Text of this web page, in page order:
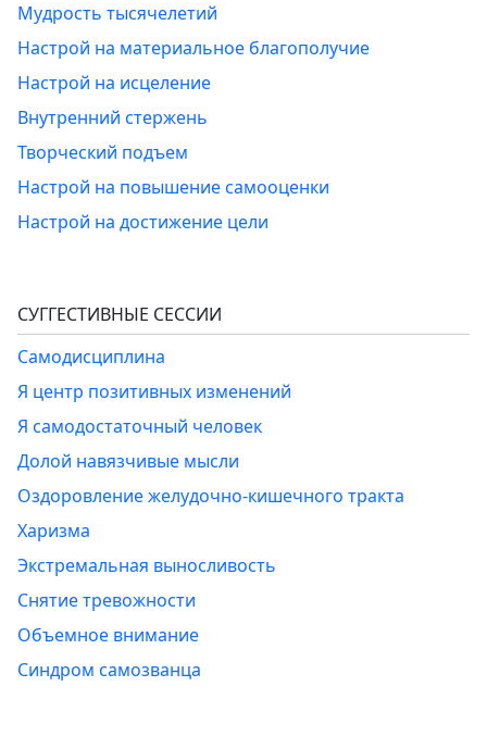
Мудрость тысячелетий
Настрой на материальное благополучие
Настрой на исцеление
Внутренний стержень
Творческий подъем
Настрой на повышение самооценки
Настрой на достижение цели
СУГГЕСТИВНЫЕ СЕССИИ
Самодисциплина
Я центр позитивных изменений
Я самодостаточный человек
Долой навязчивые мысли
Оздоровление желудочно-кишечного тракта
Харизма
Экстремальная выносливость
Снятие тревожности
Объемное внимание
Синдром самозванца